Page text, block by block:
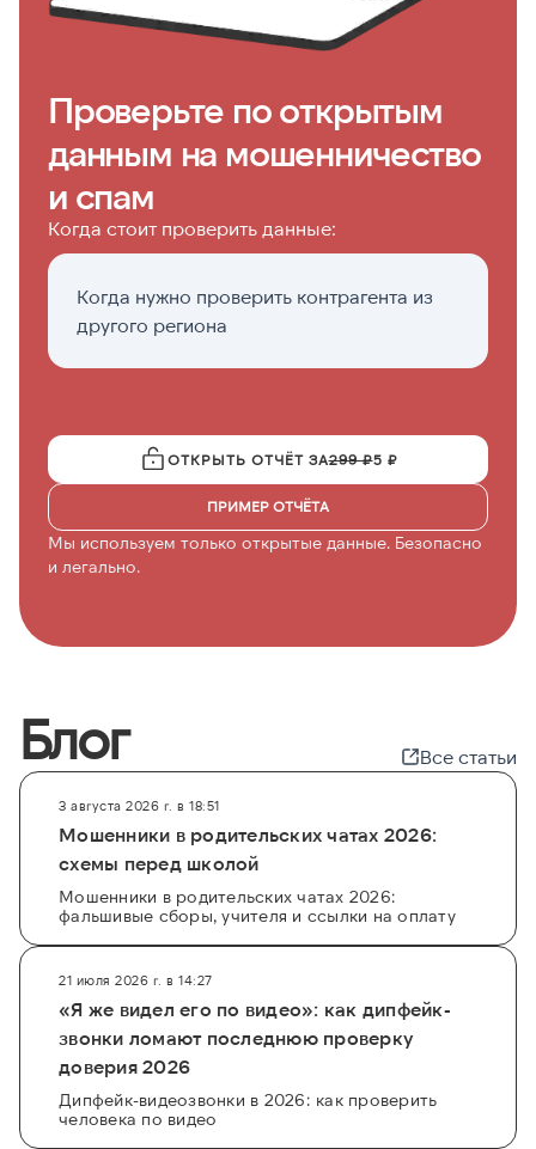
Проверьте по открытым
данным на мошенничество
и спам
Когда стоит проверить данные:
Когда нужно проверить контрагента из
другого региона
ОТКРЫТЬ ОТЧЁТ ЗА299 ₽5 ₽
ПРИМЕР ОТЧЁТА
Мы используем только открытые данные. Безопасно
и легально.
Блог Все статьи
3 августа 2026 г. в 18:51
Мошенники в родительских чатах 2026:
схемы перед школой
Мошенники в родительских чатах 2026:
фальшивые сборы, учителя и ссылки на оплату
21 июля 2026 г. в 14:27
«Я же видел его по видео»: как дипфейк-
звонки ломают последнюю проверку
доверия 2026
Дипфейк-видеозвонки в 2026: как проверить
человека по видео